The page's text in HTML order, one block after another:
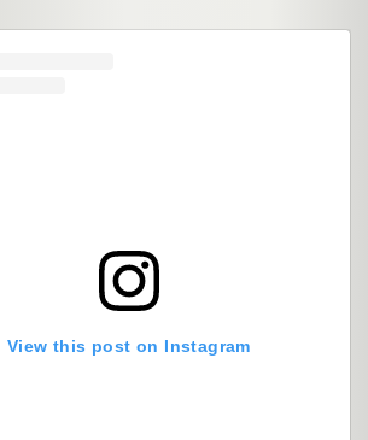
View this post on Instagram